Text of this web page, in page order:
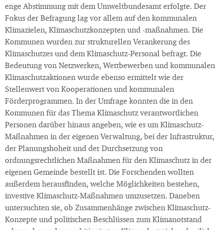
enge Abstimmung mit dem Umweltbundesamt erfolgte. Der
Fokus der Befragung lag vor allem auf den kommunalen
Klimazielen, Klimaschutzkonzepten und -maßnahmen. Die
Kommunen wurden zur strukturellen Verankerung des
Klimaschutzes und dem Klimaschutz-Personal befragt. Die
Bedeutung von Netzwerken, Wettbewerben und kommunalen
Klimaschutzaktionen wurde ebenso ermittelt wie der
Stellenwert von Kooperationen und kommunalen
Förderprogrammen. In der Umfrage konnten die in den
Kommunen für das Thema Klimaschutz verantwortlichen
Personen darüber hinaus angeben, wie es um Klimaschutz-
Maßnahmen in der eigenen Verwaltung, bei der Infrastruktur,
der Planungshoheit und der Durchsetzung von
ordnungsrechtlichen Maßnahmen für den Klimaschutz in der
eigenen Gemeinde bestellt ist. Die Forschenden wollten
außerdem herausfinden, welche Möglichkeiten bestehen,
investive Klimaschutz-Maßnahmen umzusetzen. Daneben
untersuchten sie, ob Zusammenhänge zwischen Klimaschutz-
Konzepte und politischen Beschlüssen zum Klimanotstand